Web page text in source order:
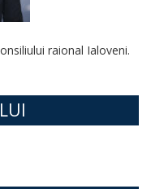
raional Ialoveni.